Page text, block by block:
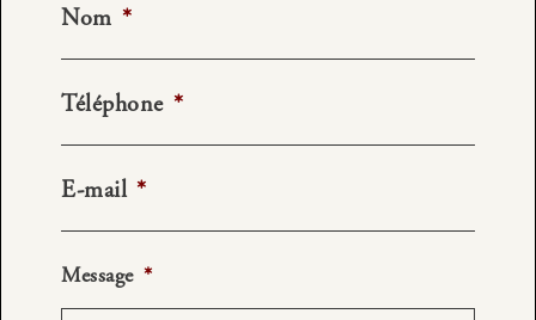
Nom *
Téléphone *
E-mail *
Message *